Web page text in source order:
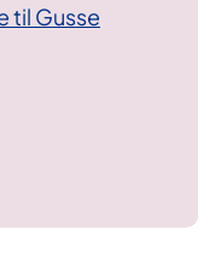
til Gusse